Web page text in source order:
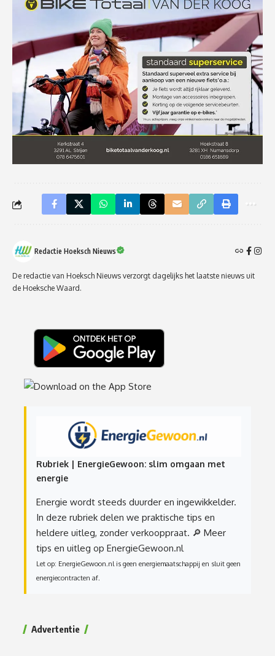
Redactie Hoeksch Nieuws
De redactie van Hoeksch Nieuws verzorgt dagelijks het laatste nieuws uit
de Hoeksche Waard.
Rubriek | EnergieGewoon: slim omgaan met
energie
Energie wordt steeds duurder en ingewikkelder.
In deze rubriek delen we praktische tips en
heldere uitleg, zonder verkooppraat. 🔎 Meer
tips en uitleg op EnergieGewoon.nl
Let op: EnergieGewoon.nl is geen energiemaatschappij en sluit geen
energiecontracten af.
Advertentie